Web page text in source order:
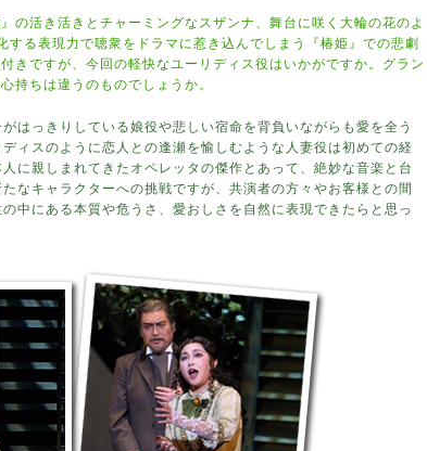
の活き活きとチャーミングなスザンナ、舞台に咲く大輪の花のよ
する表現力で聴衆をドラマに惹き込んでしまう『椿姫』での悲劇
きですが、今回の軽快なユーリディス役はいかがですか。グラン
持ちは違うのものでしょうか。
はっきりしている娘役や悲しい宿命を背負いながらも愛を全う
ィスのように恋人との逢瀬を愉しむような人妻役は初めての経
に親しまれてきたオペレッタの傑作とあって、絶妙な音楽と台
なキャラクターへの挑戦ですが、共演者の方々やお客様との間
中にある本質や危うさ、愛おしさを自然に表現できたらと思っ